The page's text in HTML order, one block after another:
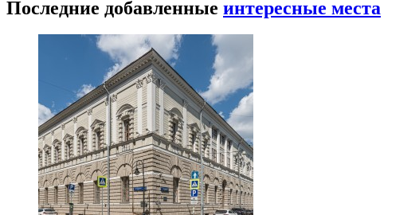
Последние добавленные интересные места